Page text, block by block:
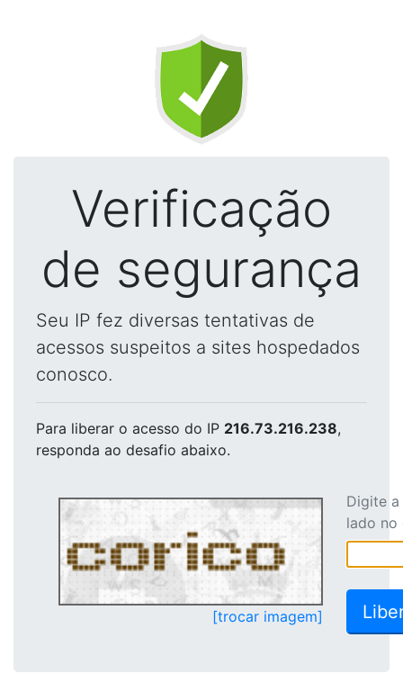
Verificação
de segurança
Seu IP fez diversas tentativas de
acessos suspeitos a sites hospedados
conosco.
Para liberar o acesso do IP 216.73.216.238,
responda ao desafio abaixo.
[trocar imagem]
Digite
lado no